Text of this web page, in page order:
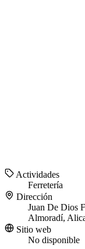
Actividades
Ferretería
Dirección
Juan De Dios
Almoradí,
Sitio web
No disponible